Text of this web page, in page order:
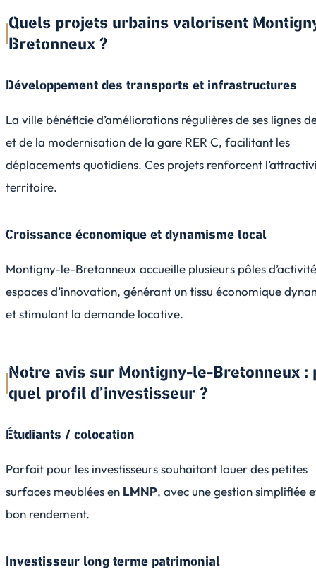
Quels projets urbains valorisent
Bretonneux ?
Développement des transports et infrastructures
La ville bénéficie d’améliorations régulières de ses lignes
et de la modernisation de la gare RER C, facilitant les
déplacements quotidiens. Ces projets renforcent
territoire.
Croissance économique et dynamisme local
Montigny-le-Bretonneux accueille plusieurs pôles
espaces d’innovation, générant un tissu économique
et stimulant la demande locative.
Notre avis sur Montigny-le-Bretonneux :
quel profil d’investisseur ?
Étudiants / colocation
Parfait pour les investisseurs souhaitant louer des petites
surfaces meublées en LMNP, avec une gestion simplifiée
bon rendement.
Investisseur long terme patrimonial